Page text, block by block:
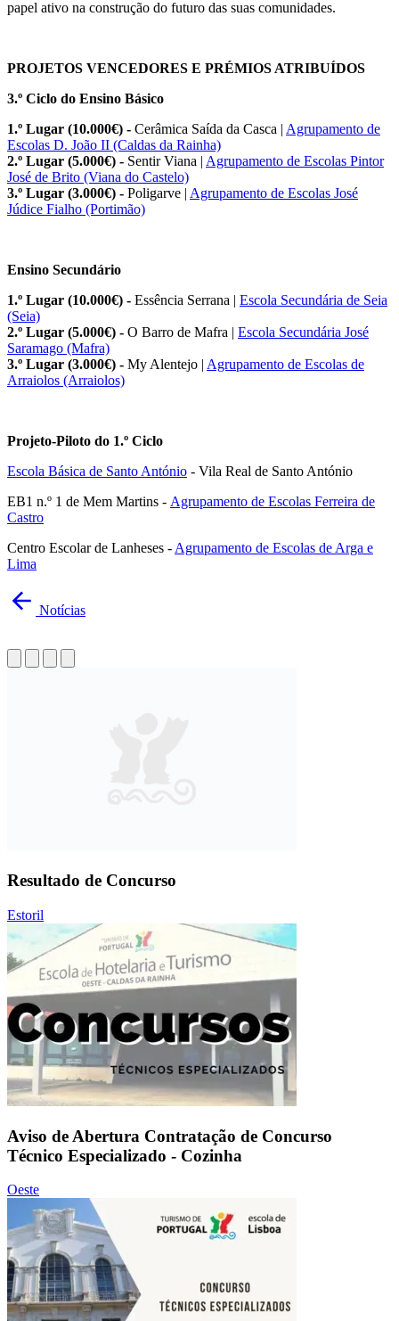
papel ativo na construção do futuro das suas comunidades.
PROJETOS VENCEDORES E PRÉMIOS ATRIBUÍDOS
3.º Ciclo do Ensino Básico
1.º Lugar (10.000€) - Cerâmica Saída da Casca | Agrupamento de
Escolas D. João II (Caldas da Rainha)
2.º Lugar (5.000€) - Sentir Viana | Agrupamento de Escolas Pintor
José de Brito (Viana do Castelo)
3.º Lugar (3.000€) - Poligarve | Agrupamento de Escolas José
Júdice Fialho (Portimão)
Ensino Secundário
1.º Lugar (10.000€) - Essência Serrana | Escola Secundária de Seia
(Seia)
2.º Lugar (5.000€) - O Barro de Mafra | Escola Secundária José
Saramago (Mafra)
3.º Lugar (3.000€) - My Alentejo | Agrupamento de Escolas de
Arraiolos (Arraiolos)
Projeto-Piloto do 1.º Ciclo
Escola Básica de Santo António - Vila Real de Santo António
EB1 n.º 1 de Mem Martins - Agrupamento de Escolas Ferreira de
Castro
Centro Escolar de Lanheses - Agrupamento de Escolas de Arga e
Lima
Notícias
Resultado de Concurso
Estoril
Aviso de Abertura Contratação de Concurso
Técnico Especializado - Cozinha
Oeste